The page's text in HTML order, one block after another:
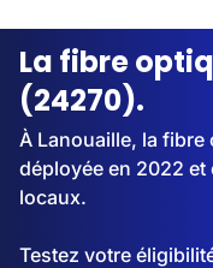
Streaming
La fibre
(24270).
À Lanouaille, la fibre
déployée en 2022
locaux.
Testez votre